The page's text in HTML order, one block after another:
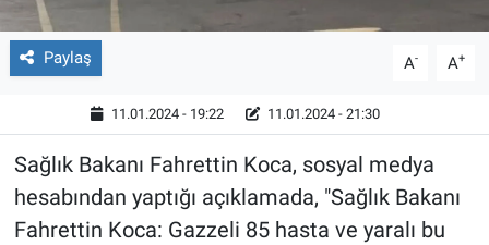
Paylaş A- A+
11.01.2024 - 19:22 11.01.2024 - 21:30
Sağlık Bakanı Fahrettin Koca, sosyal medya
hesabından yaptığı açıklamada, "Sağlık Bakanı
Fahrettin Koca: Gazzeli 85 hasta ve yaralı bu